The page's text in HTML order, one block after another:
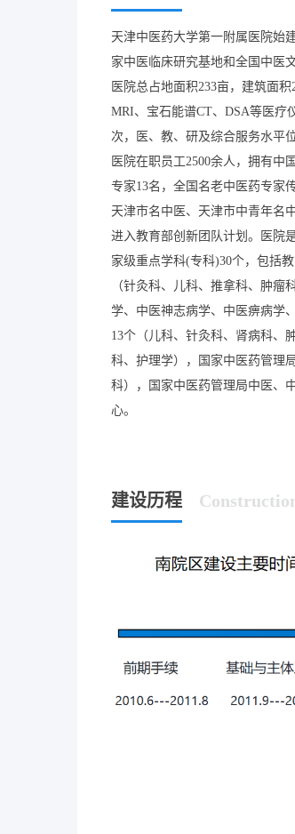
天津中医药大学第一附属医院始
家中医临床研究基地和全国中医
医院总占地面积233亩，建筑面
MRI、宝石能谱CT、DSA等医疗
次，医、教、研及综合服务水平
医院在职员工2500余人，拥有中
专家13名，全国名老中医药专家
天津市名中医、天津市中青年名
进入教育部创新团队计划。医院
家级重点学科(专科)30个，包括
（针灸科、儿科、推拿科、肿
学、中医神志病学、中医痹病学
13个（儿科、针灸科、肾病科、
科、护理学），国家中医药管理
科），国家中医药管理局中医、
心。
建设历程